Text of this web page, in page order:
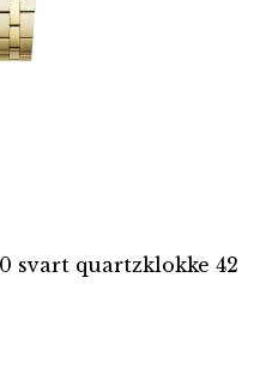
svart quartzklokke 42